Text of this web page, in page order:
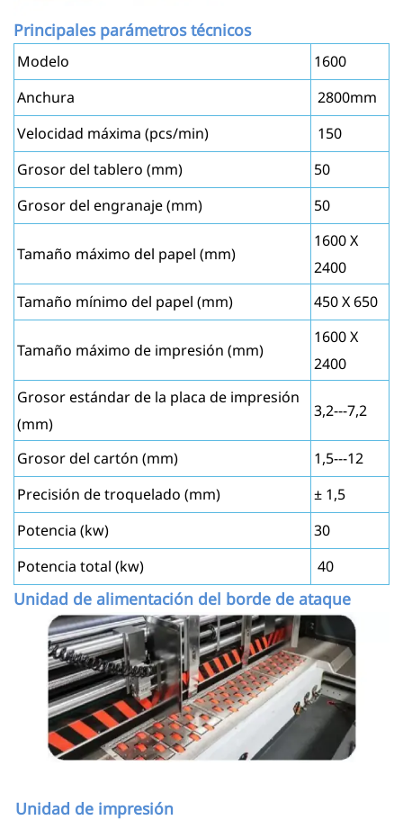
Principales parámetros técnicos
Modelo
1600
Anchura
2800mm
Velocidad máxima (pcs/min)
150
Grosor del tablero (mm)
50
Grosor del engranaje (mm)
50
Tamaño máximo del papel (mm)
1600 X
2400
Tamaño mínimo del papel (mm)
450 X 650
Tamaño máximo de impresión (mm)
1600 X
2400
Grosor estándar de la placa de impresión
(mm)
3,2---7,2
Grosor del cartón (mm)
1,5---12
Precisión de troquelado (mm)
± 1,5
Potencia (kw)
30
Potencia total (kw)
40
Unidad de alimentación del borde de ataque
Unidad de impresión